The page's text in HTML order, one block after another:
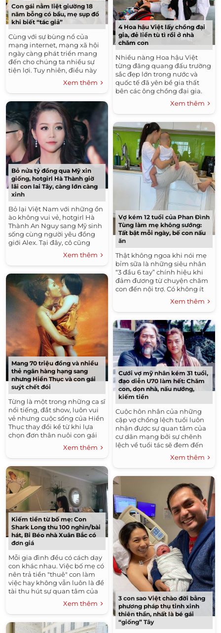
Con gái nằm liệt giường 18
năm bỗng có bầu, mẹ sụp đổ
khi biết “tác giả”
Cùng với sự bùng nổ của
mạng internet, mạng xã hội
ngày càng phát triển mang
đến cho chúng ta nhiều sự
tiện lợi. Tuy nhiên, điều này
cũng nảy sinh ra nhiều vấn
đề, nhất là vấn đề làm...
Xem thêm
Bỏ nửa tỷ đồng qua Mỹ xin
giống, hotgirl Hà Thành giờ
lãi con lai Tây, càng lớn càng
xinh
Bỏ lại Việt Nam với những ồn
ào không vui vẻ, hotgirl Hà
Thành An Nguy sang Mỹ sinh
sống cùng người yêu đồng
giới Alex. Tại đây, cô cũng
quyết định chi một số tiền lớn
hơn nửa tỷ đồng...
Xem thêm
Mang 70 triệu đồng và nhiều
thẻ ngân hàng hạng sang
nhưng Hiền Thục và con gái
suýt chết đói
Từng là một trong những ca sĩ
nổi tiếng, đắt show, luôn vui
vẻ nhưng cuộc sống của Hiền
Thục thay đổi kể từ khi lựa
chọn đơn thân nuôi con gái
Gia Bảo. Bởi thời điểm đó
Xem thêm
Kiếm tiền từ bố mẹ: Con
Shark Long thu 100 nghìn/bài
hát, Bi Béo nhà Xuân Bắc có
đơn giá
Mỗi gia đình đều có cách dạy
con khác nhau. Việc bố mẹ có
nên trả tiền "thuê" con làm
việc hay không vẫn luôn là đề
tài thu hút sự quan tâm của
các bậc phụ huynh. Nhiều gia
Xem thêm
4 Hoa hậu Việt lấy chồng đại
gia, đẻ liền tù tì rồi ở nhà
chăm con
Nhiều nàng Hoa hậu Việt
từng đăng quang đấu trường
sắc đẹp lớn trong nước và
quốc tế đã yên bề gia thất
bên các ông chồng đại gia.
Sau khi kết hôn, mỗi người có
một lựa chọn riêng...
Xem thêm
Vợ kém 12 tuổi của Phan Đình
Tùng làm mẹ không sướng:
Tất bật mỗi ngày, bế con nấu
ăn
Thật không ngoa khi nói mẹ
bỉm sữa là những siêu nhân
“3 đầu 6 tay” chính hiệu khi
đảm đương từ chuyện chăm
con đến nội trợ. Có không ít
khoảnh khắc chị em bỉm sữa
Xem thêm
Cưới vợ mỹ nhân kém 31 tuổi,
đạo diễn U70 làm hết: Chăm
con, dọn nhà, nấu nướng,
kiếm tiền
Cuộc hôn nhân của những
cặp vợ chồng lệch tuổi luôn
nhận được sự quan tâm của
cư dân mạng bởi sự chênh
lệch về tuổi tác sẽ đem đến
nhiều bất cập trong việc nuôi
dạy con. Tuy nhiên...
Xem thêm
3 con sao Việt chào đời bằng
phương pháp thụ tinh xinh
thiên thần, nhất là bé gái
“giống” Tây